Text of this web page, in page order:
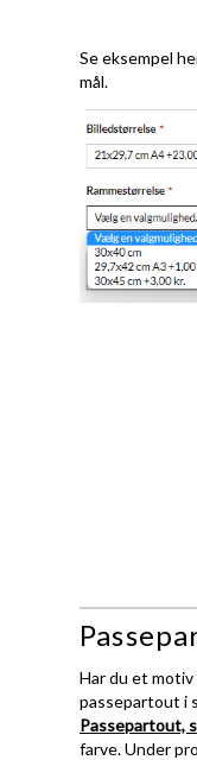
Se eksempel
mål.
Har du et
passepartout i
Passepartout,
farve. Under